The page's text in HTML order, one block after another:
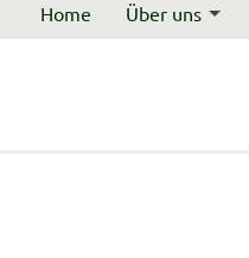
Home Über uns